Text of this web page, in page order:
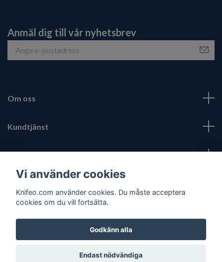
Anmäl dig till vår nyhetsbrev
Om oss
Kundtjänst
Fotmeny
© 2026 Knifeo.com
Vi använder cookies
Knifeo.com använder cookies. Du måste acceptera
cookies om du vill fortsätta.
Godkänn alla
Endast nödvändiga